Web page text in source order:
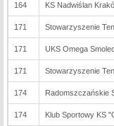
164 KS Nadwiślan
171 Stowarzyszenie
171 UKS Omega Smolec
171 Stowarzyszenie
174 Radomszczańskie
174 Klub Sportowy KS